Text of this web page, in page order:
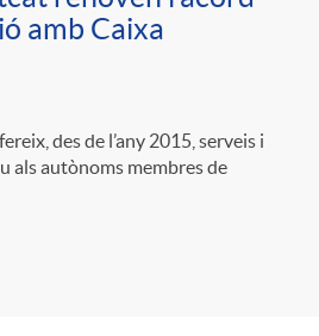
amb Caixa
des de l’any 2015, serveis i
als autònoms membres de